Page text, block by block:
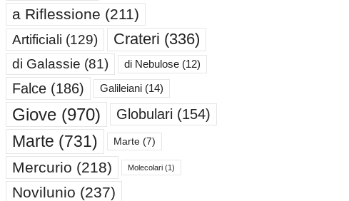
a Riflessione (211)
Artificiali (129) Crateri (336)
di Galassie (81) di Nebulose(12)
Falce(186) Galileiani(14)
Giove(970) Globulari (154)
Marte (731) Marte(7)
Mercurio (218) Molecolari(1)
Novilunio (237)